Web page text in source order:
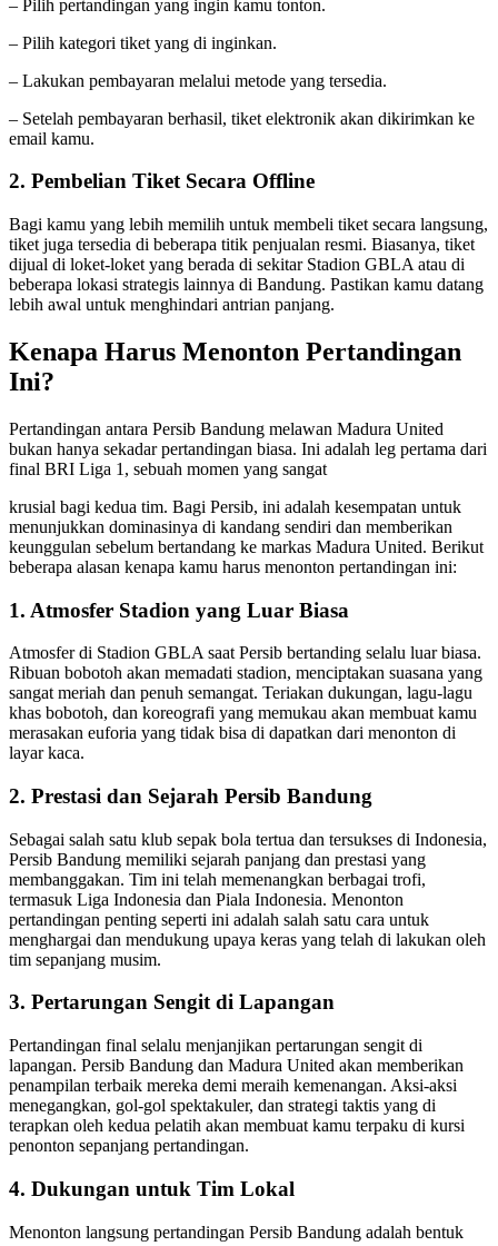
– Pilih pertandingan yang ingin kamu tonton.
– Pilih kategori tiket yang di inginkan.
– Lakukan pembayaran melalui metode yang tersedia.
– Setelah pembayaran berhasil, tiket elektronik akan dikirimkan ke
email kamu.
2. Pembelian Tiket Secara Offline
Bagi kamu yang lebih memilih untuk membeli tiket secara langsung,
tiket juga tersedia di beberapa titik penjualan resmi. Biasanya, tiket
dijual di loket-loket yang berada di sekitar Stadion GBLA atau di
beberapa lokasi strategis lainnya di Bandung. Pastikan kamu datang
lebih awal untuk menghindari antrian panjang.
Kenapa Harus Menonton Pertandingan
Ini?
Pertandingan antara Persib Bandung melawan Madura United
bukan hanya sekadar pertandingan biasa. Ini adalah leg pertama dari
final BRI Liga 1, sebuah momen yang sangat
krusial bagi kedua tim. Bagi Persib, ini adalah kesempatan untuk
menunjukkan dominasinya di kandang sendiri dan memberikan
keunggulan sebelum bertandang ke markas Madura United. Berikut
beberapa alasan kenapa kamu harus menonton pertandingan ini:
1. Atmosfer Stadion yang Luar Biasa
Atmosfer di Stadion GBLA saat Persib bertanding selalu luar biasa.
Ribuan bobotoh akan memadati stadion, menciptakan suasana yang
sangat meriah dan penuh semangat. Teriakan dukungan, lagu-lagu
khas bobotoh, dan koreografi yang memukau akan membuat kamu
merasakan euforia yang tidak bisa di dapatkan dari menonton di
layar kaca.
2. Prestasi dan Sejarah Persib Bandung
Sebagai salah satu klub sepak bola tertua dan tersukses di Indonesia,
Persib Bandung memiliki sejarah panjang dan prestasi yang
membanggakan. Tim ini telah memenangkan berbagai trofi,
termasuk Liga Indonesia dan Piala Indonesia. Menonton
pertandingan penting seperti ini adalah salah satu cara untuk
menghargai dan mendukung upaya keras yang telah di lakukan oleh
tim sepanjang musim.
3. Pertarungan Sengit di Lapangan
Pertandingan final selalu menjanjikan pertarungan sengit di
lapangan. Persib Bandung dan Madura United akan memberikan
penampilan terbaik mereka demi meraih kemenangan. Aksi-aksi
menegangkan, gol-gol spektakuler, dan strategi taktis yang di
terapkan oleh kedua pelatih akan membuat kamu terpaku di kursi
penonton sepanjang pertandingan.
4. Dukungan untuk Tim Lokal
Menonton langsung pertandingan Persib Bandung adalah bentuk